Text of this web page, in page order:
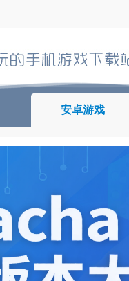
安卓游戏